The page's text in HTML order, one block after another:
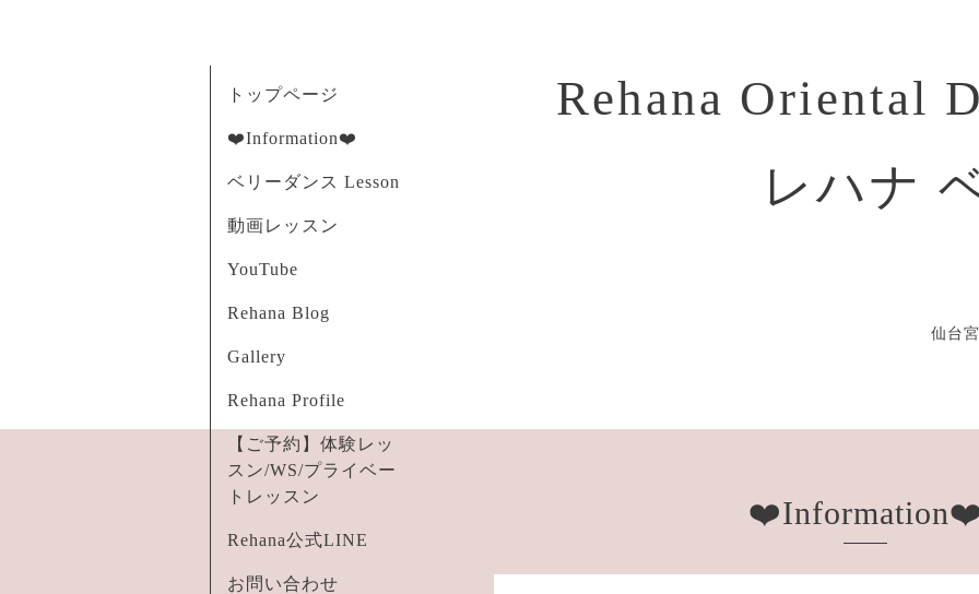
Rehana Oriental
レハナ
仙台
トップページ
❤️Information❤️
ベリーダンス Lesson
動画レッスン
YouTube
Rehana Blog
Gallery
Rehana Profile
【ご予約】体験レッ
スン/WS/プライベー
トレッスン
Rehana公式LINE
お問い合わせ